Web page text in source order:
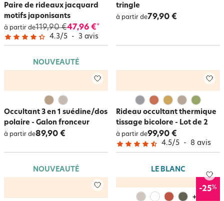
Paire de rideaux jacquard
motifs japonisants
à partir de119,90 €47,96 €*
4.3/5 - 3 avis
tringle
à partir de79,90 €
NOUVEAUTÉ
Occultant 3 en 1 suédine/dos
polaire - Galon fronceur
à partir de89,90 €
Rideau occultant thermique
tissage bicolore - Lot de 2
à partir de99,90 €
4.5/5 - 8 avis
NOUVEAUTÉ LE BLANC
-25%
+